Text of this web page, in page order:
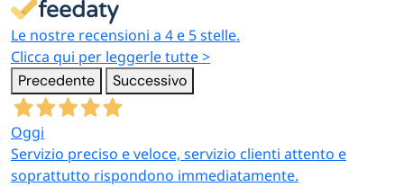
Le nostre recensioni a 4 e 5 stelle.
Clicca qui per leggerle tutte >
Precedente Successivo
Oggi
Servizio preciso e veloce, servizio clienti attento e
soprattutto rispondono immediatamente.